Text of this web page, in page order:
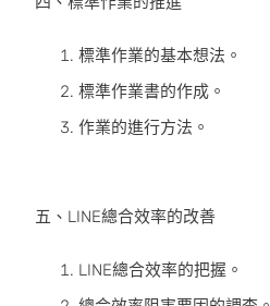
標準作業的基本想法。
標準作業書的作成。
作業的進行方法。
五、LINE總合效率的改善
LINE總合效率的把握。